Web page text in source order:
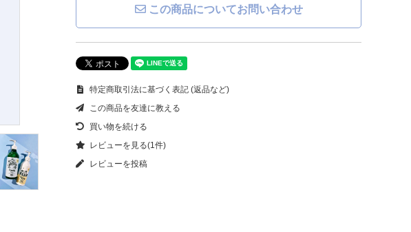
この商品についてお問い合わせ
特定商取引法に基づく表記 (返品など)
この商品を友達に教える
買い物を続ける
レビューを見る(1件)
レビューを投稿